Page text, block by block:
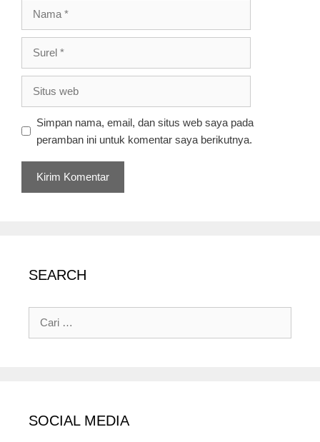
Simpan nama, email, dan situs web saya pada
peramban ini untuk komentar saya berikutnya.
SEARCH
Cari
untuk:
SOCIAL MEDIA